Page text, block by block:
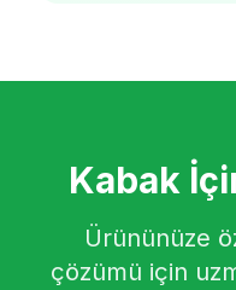
Kabak
Ürününüze
çözümü için